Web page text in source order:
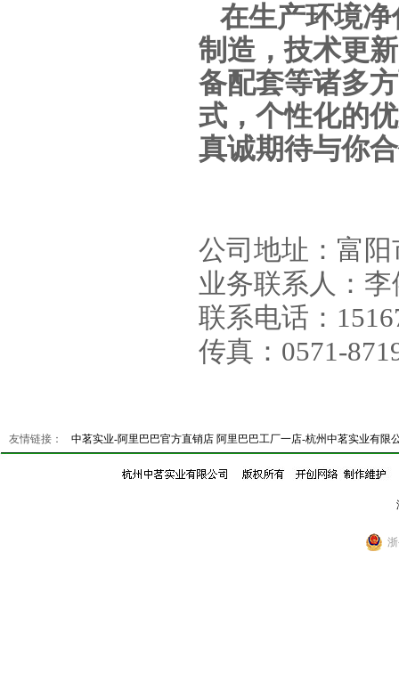
在生产环境净
制造，技术更
备配套等诸多
式，个性化的
真诚期待与你
公司地址：富
业务联系人：李
联系电话：
传真：0571-
友情链接： 中茗实业-阿里巴巴官方直销店 阿里巴巴工厂一店-杭州中茗实业有限